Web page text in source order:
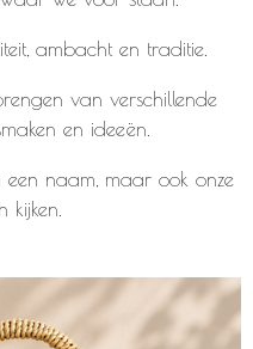
ambacht en traditie.
van verschillende
en ideeën.
een naam, maar ook onze
kijken.